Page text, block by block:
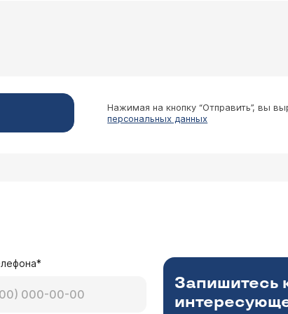
Нажимая на кнопку “Отправить”, вы
персональных данных
Запишитесь